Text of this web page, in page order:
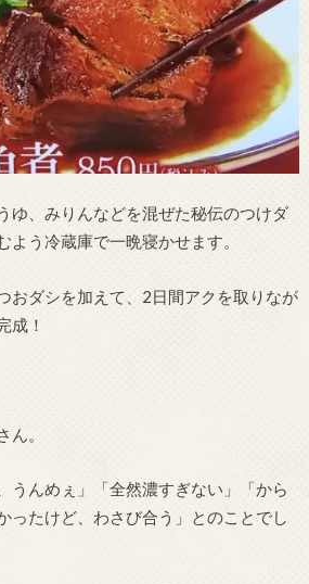
ゆ、みりんなどを混ぜた秘伝のつけダ
よう冷蔵庫で一晩寝かせます。
おダシを加えて、2日間アクを取りなが
成！
ん。
うんめぇ」「全然濃すぎない」「から
ったけど、わさび合う」とのことでし